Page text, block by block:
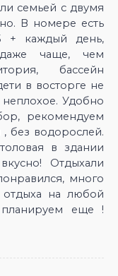
семьей с двумя
В номере есть
+ каждый день,
чаще, чем
бассейн
в восторге не
Удобно
рекомендуем
без водорослей.
в здании
Отдыхали
много
отдыха на любой
еще !